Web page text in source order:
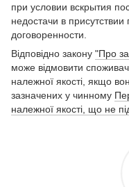
при условии вскрытия
недостачи в
договоренности.
Відповідно закону "Про
може відмовити
належної якості, якщо
зазначених у чинному
належної якості, що не